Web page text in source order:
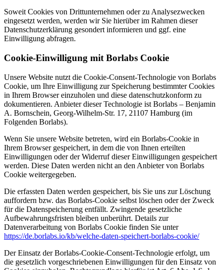
Soweit Cookies von Drittunternehmen oder zu Analysezwecken
eingesetzt werden, werden wir Sie hierüber im Rahmen dieser
Datenschutzerklärung gesondert informieren und ggf. eine
Einwilligung abfragen.
Cookie-Einwilligung mit Borlabs Cookie
Unsere Website nutzt die Cookie-Consent-Technologie von Borlabs
Cookie, um Ihre Einwilligung zur Speicherung bestimmter Cookies
in Ihrem Browser einzuholen und diese datenschutzkonform zu
dokumentieren. Anbieter dieser Technologie ist Borlabs – Benjamin
A. Bornschein, Georg-Wilhelm-Str. 17, 21107 Hamburg (im
Folgenden Borlabs).
Wenn Sie unsere Website betreten, wird ein Borlabs-Cookie in
Ihrem Browser gespeichert, in dem die von Ihnen erteilten
Einwilligungen oder der Widerruf dieser Einwilligungen gespeichert
werden. Diese Daten werden nicht an den Anbieter von Borlabs
Cookie weitergegeben.
Die erfassten Daten werden gespeichert, bis Sie uns zur Löschung
auffordern bzw. das Borlabs-Cookie selbst löschen oder der Zweck
für die Datenspeicherung entfällt. Zwingende gesetzliche
Aufbewahrungsfristen bleiben unberührt. Details zur
Datenverarbeitung von Borlabs Cookie finden Sie unter
https://de.borlabs.io/kb/welche-daten-speichert-borlabs-cookie/
Der Einsatz der Borlabs-Cookie-Consent-Technologie erfolgt, um
die gesetzlich vorgeschriebenen Einwilligungen für den Einsatz von